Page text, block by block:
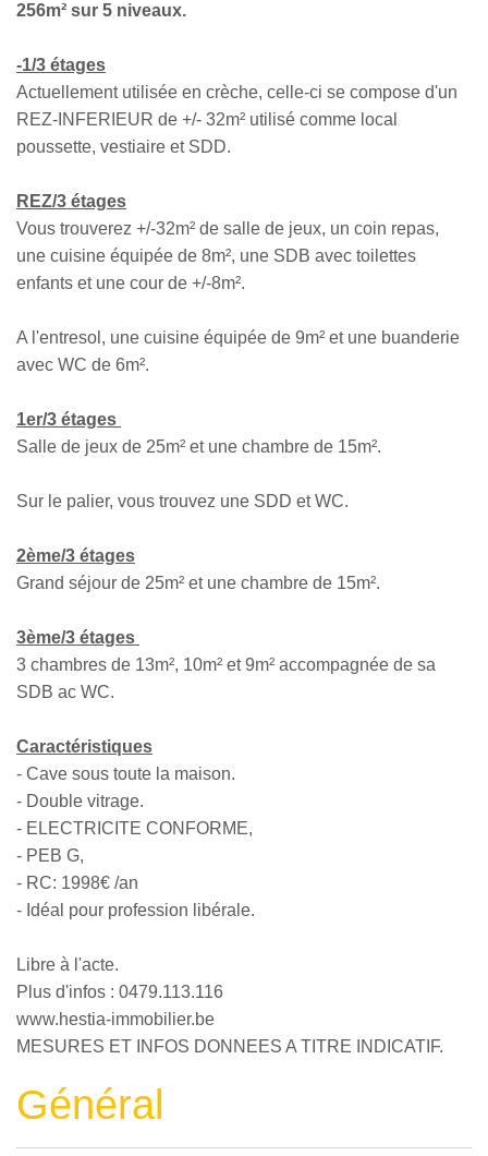
256m² sur 5 niveaux.
-1/3 étages
Actuellement utilisée en crèche, celle-ci se compose d'un
REZ-INFERIEUR de +/- 32m² utilisé comme local
poussette, vestiaire et SDD.
REZ/3 étages
Vous trouverez +/-32m² de salle de jeux, un coin repas,
une cuisine équipée de 8m², une SDB avec toilettes
enfants et une cour de +/-8m².
A l'entresol, une cuisine équipée de 9m² et une buanderie
avec WC de 6m².
1er/3 étages
Salle de jeux de 25m² et une chambre de 15m².
Sur le palier, vous trouvez une SDD et WC.
2ème/3 étages
Grand séjour de 25m² et une chambre de 15m².
3ème/3 étages
3 chambres de 13m², 10m² et 9m² accompagnée de sa
SDB ac WC.
Caractéristiques
- Cave sous toute la maison.
- Double vitrage.
- ELECTRICITE CONFORME,
- PEB G,
- RC: 1998€ /an
- Idéal pour profession libérale.
Libre à l'acte.
Plus d'infos : 0479.113.116
www.hestia-immobilier.be
MESURES ET INFOS DONNEES A TITRE INDICATIF.
Général